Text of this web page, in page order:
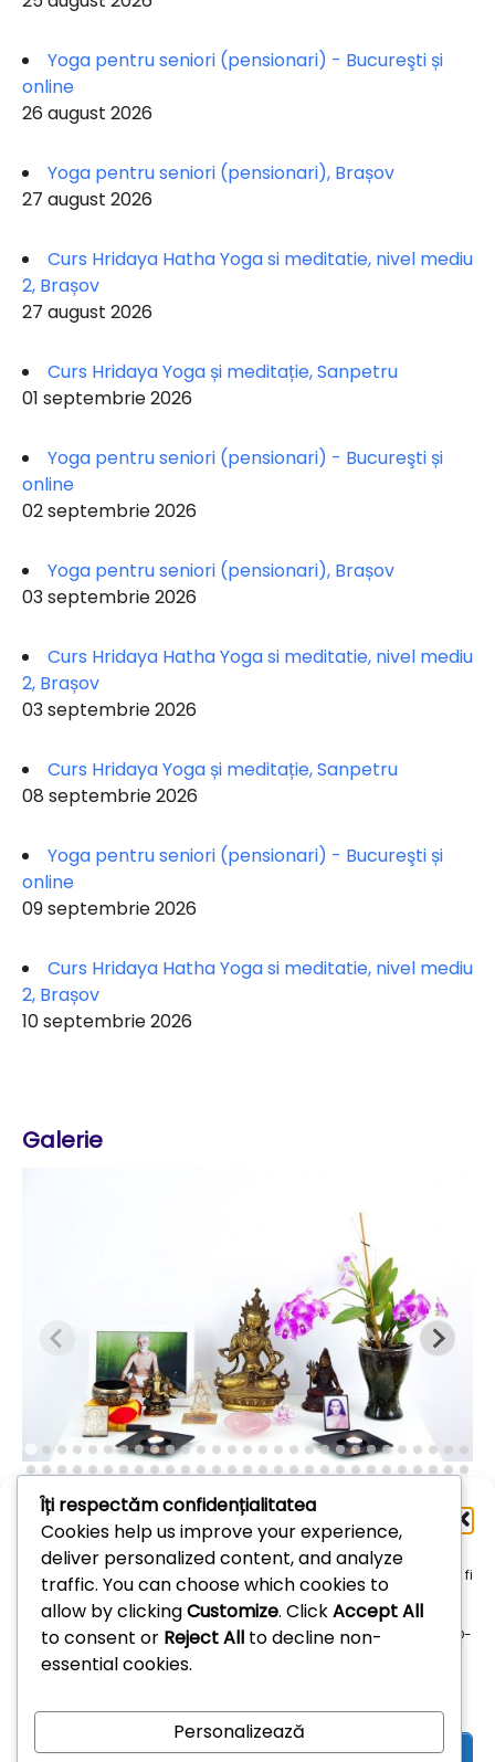
Administrează
consimțământul
Pentru a oferi cea mai bună experiență, folosim tehnologii, cum ar fi
cookie-uri, pentru a stoca și/sau accesa informațiile despre
dispozitive. Consimțământul pentru aceste tehnologii ne permite
să procesăm date, cum ar fi comportamentul de navigare sau ID-
uri unice pe acest site. Dacă nu îți dai consimțământul sau îți
retragi consimțământul dat poate avea afecte negative asupra
Acceptă
Yoga pentru seniori (pensionari) - Bucureşti și
online
26 august 2026
Yoga pentru seniori (pensionari), Brașov
27 august 2026
Curs Hridaya Hatha Yoga si meditatie, nivel mediu
2, Brașov
27 august 2026
Curs Hridaya Yoga și meditație, Sanpetru
01 septembrie 2026
Yoga pentru seniori (pensionari) - Bucureşti și
online
02 septembrie 2026
Yoga pentru seniori (pensionari), Brașov
03 septembrie 2026
Curs Hridaya Hatha Yoga si meditatie, nivel mediu
2, Brașov
03 septembrie 2026
Curs Hridaya Yoga și meditație, Sanpetru
08 septembrie 2026
Yoga pentru seniori (pensionari) - Bucureşti și
online
09 septembrie 2026
Curs Hridaya Hatha Yoga si meditatie, nivel mediu
2, Brașov
10 septembrie 2026
Galerie
Arhive
Arhive
Îți respectăm confidențialitatea
Cookies help us improve your experience,
deliver personalized content, and analyze
traffic. You can choose which cookies to
allow by clickingCustomize. ClickAccept All
to consent or Reject All to decline non-
essential cookies.
Personalizează